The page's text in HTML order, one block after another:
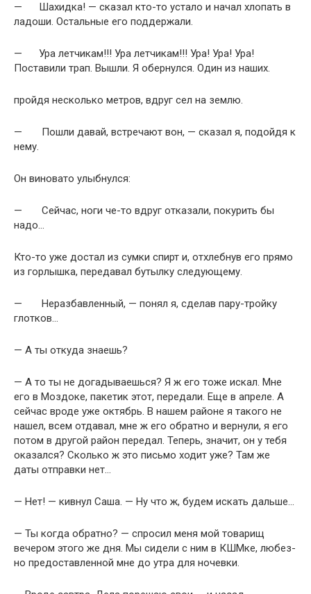
— Шахидка! — сказал кто-то устало и начал хлопать в
ладоши. Остальные его поддержали.
— Ура летчикам!!! Ура летчикам!!! Ура! Ура! Ура!
Поставили трап. Вышли. Я обернулся. Один из наших.
пройдя несколько метров, вдруг сел на землю.
— Пошли давай, встречают вон, — сказал я, подойдя к
нему.
Он виновато улыбнулся:
— Сейчас, ноги че-то вдруг отказали, покурить бы
надо…
Кто-то уже достал из сумки спирт и, отхлебнув его прямо
из горлышка, передавал бутылку следующему.
— Неразбавленный, — понял я, сделав пару-тройку
глотков…
— А ты откуда знаешь?
— А то ты не догадываешься? Я ж его тоже искал. Мне
его в Моздоке, пакетик этот, передали. Еще в апреле. А
сейчас вроде уже октябрь. В нашем районе я такого не
нашел, всем отдавал, мне ж его обратно и вернули, я его
потом в другой район передал. Теперь, значит, он у тебя
оказался? Сколько ж это письмо ходит уже? Там же
даты отправки нет…
— Нет! — кивнул Саша. — Ну что ж, будем искать дальше…
— Ты когда обратно? — спросил меня мой товарищ
вечером этого же дня. Мы сидели с ним в КШМке, любез­
но предоставленной мне до утра для ночевки.